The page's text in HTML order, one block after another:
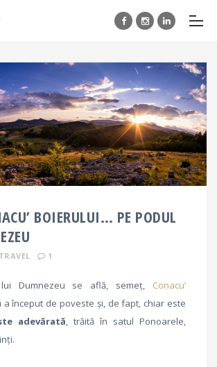
BOIERULUI… PE PODUL
TRAVEL 1
Dumnezeu se află, semeț, Conacu’
a început de poveste și, de fapt, chiar este
adevărată, trăită în satul Ponoarele,